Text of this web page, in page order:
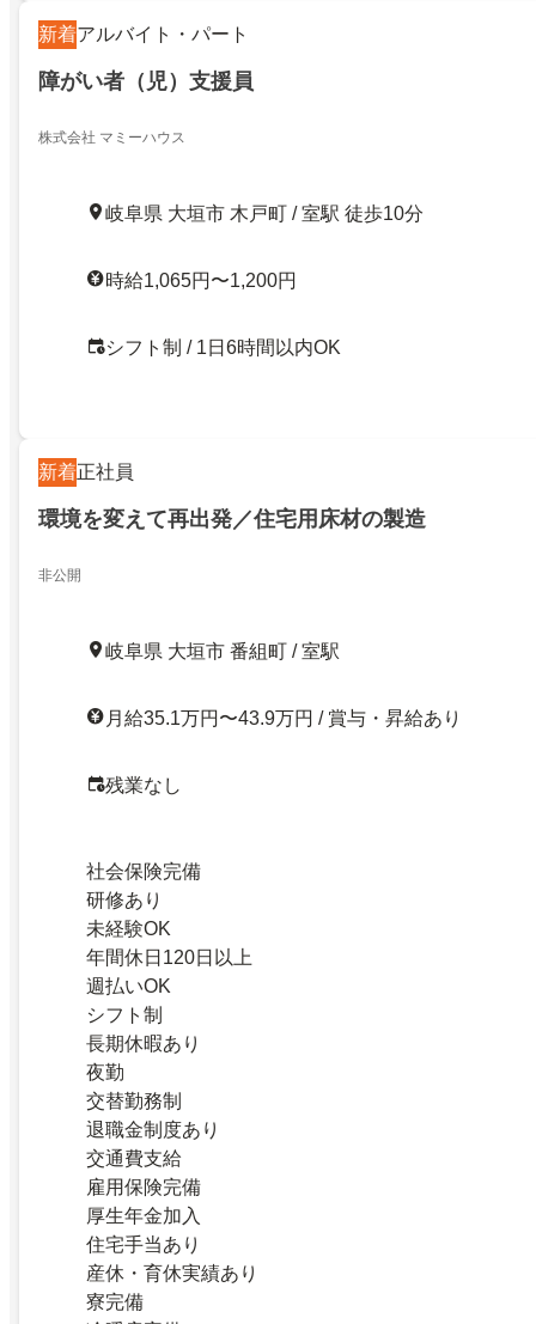
新着アルバイト・パート
障がい者（児）支援員
株式会社 マミーハウス
岐阜県 大垣市 木戸町 / 室駅 徒歩10分
時給1,065円〜1,200円
シフト制 / 1日6時間以内OK
新着正社員
環境を変えて再出発／住宅用床材の製造
非公開
岐阜県 大垣市 番組町 / 室駅
月給35.1万円〜43.9万円 / 賞与・昇給あり
残業なし
社会保険完備
研修あり
未経験OK
年間休日120日以上
週払いOK
シフト制
長期休暇あり
夜勤
交替勤務制
退職金制度あり
交通費支給
雇用保険完備
厚生年金加入
住宅手当あり
産休・育休実績あり
寮完備